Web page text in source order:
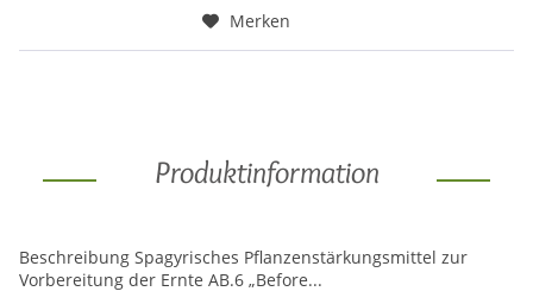
Merken
Produktinformation
Beschreibung Spagyrisches Pflanzenstärkungsmittel zur
Vorbereitung der Ernte AB.6 „Before...